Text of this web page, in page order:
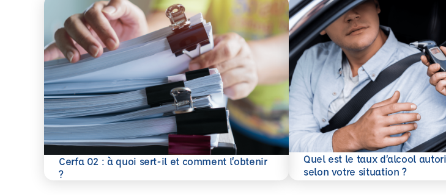
Cerfa 02 : à quoi sert-il et comment l’obtenir
?
En savoir plus
Quel est le taux d’alcool
selon votre situation ?
En savoir plus